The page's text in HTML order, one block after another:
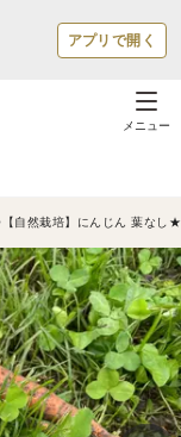
アプリで開く
メニュー
【自然栽培】にんじん 葉なし